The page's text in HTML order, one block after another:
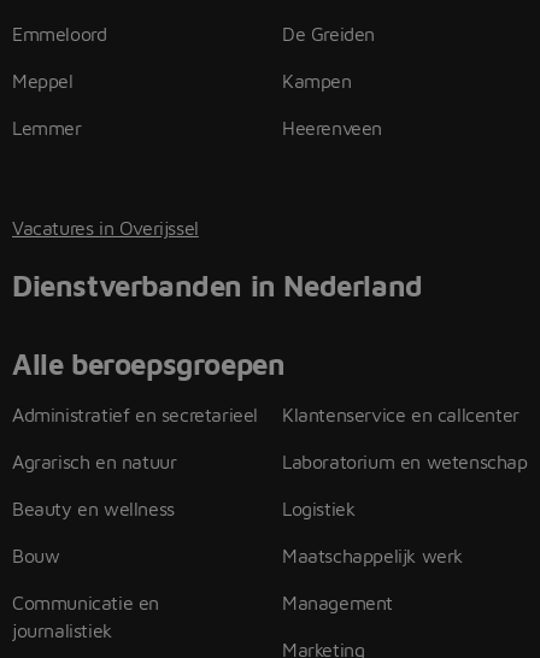
Emmeloord
Meppel
Lemmer
De Greiden
Kampen
Heerenveen
Vacatures in Overijssel
Dienstverbanden in Nederland
Alle beroepsgroepen
Administratief en secretarieel
Agrarisch en natuur
Beauty en wellness
Bouw
Communicatie en
journalistiek
Klantenservice en callcenter
Laboratorium en wetenschap
Logistiek
Maatschappelijk werk
Management
Marketing